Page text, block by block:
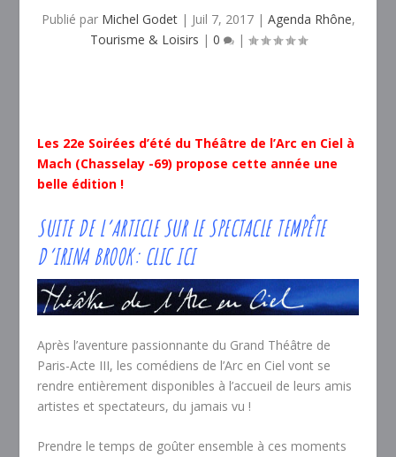
Publié par Michel Godet| Juil 7, 2017| Agenda Rhône,
Tourisme & Loisirs | 0 |
Les 22e Soirées d’été du Théâtre de l’Arc en Ciel à
Mach (Chasselay -69) propose cette année une
belle édition !
SUITE DE L’ARTICLE SUR LE SPECTACLE TEMPÊTE
D’IRINA BROOK: CLIC ICI
Après l’aventure passionnante du Grand Théâtre de
Paris-Acte III, les comédiens de l’Arc en Ciel vont se
rendre entièrement disponibles à l’accueil de leurs amis
artistes et spectateurs, du jamais vu !
Prendre le temps de goûter ensemble à ces moments